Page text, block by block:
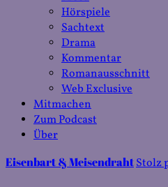
Hörspiele
Sachtext
Drama
Kommentar
Romanausschnitt
Web Exclusive
Mitmachen
Zum Podcast
Über
Eisenbart & MeisendrahtStolz